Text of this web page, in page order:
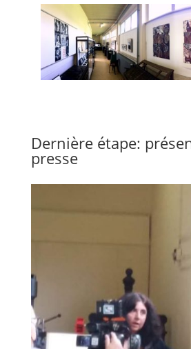
Dernière étape:
presse